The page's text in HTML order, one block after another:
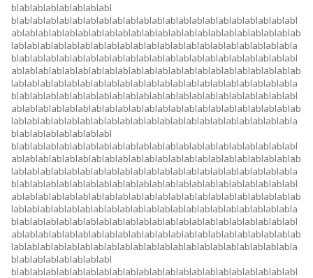
blablablablablablablabl
blablablablablablablablablablablablablablablablablablablablablabl
ablablablablablablablablablablablablablablablablablablablablablab
lablablablablablablablablablablablablablablablablablablablablabla
blablablablablablablablablablablablablablablablablablablablablabl
ablablablablablablablablablablablablablablablablablablablablablab
lablablablablablablablablablablablablablablablablablablablablabla
blablablablablablablablablablablablablablablablablablablablablabl
ablablablablablablablablablablablablablablablablablablablablablab
lablablablablablablablablablablablablablablablablablablablablabla
blablablablablablablabl
blablablablablablablablablablablablablablablablablablablablablabl
ablablablablablablablablablablablablablablablablablablablablablab
lablablablablablablablablablablablablablablablablablablablablabla
blablablablablablablablablablablablablablablablablablablablablabl
ablablablablablablablablablablablablablablablablablablablablablab
lablablablablablablablablablablablablablablablablablablablablabla
blablablablablablablablablablablablablablablablablablablablablabl
ablablablablablablablablablablablablablablablablablablablablablab
lablablablablablablablablablablablablablablablablablablablablabla
blablablablablablablabl
blablablablablablablablablablablablablablablablablablablablablabl